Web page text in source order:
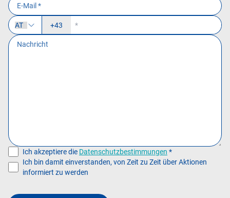
+43
Ich akzeptiere die Datenschutzbestimmungen *
Ich bin damit einverstanden, von Zeit zu Zeit über Aktionen
informiert zu werden